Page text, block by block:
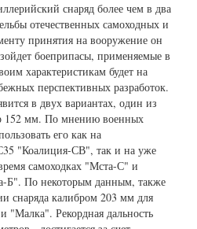
снаряд более чем в два
отечественных самоходных и
принятия на вооружение он
боеприпасы, применяемые в
характеристикам будет на
перспективных разработок.
в двух вариантах, один из
152 мм. По мнению военных
его как на
"Коалиция-СВ", так и на уже
самоходках "Мста-С" и
Б". По некоторым данным, также
снаряда калибром 203 мм для
Рекордная дальность